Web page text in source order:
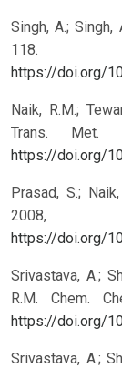
Singh, A.;
https://doi.org/
Naik, R.M.;
Trans. Met.
https://doi.org/
Prasad, S.;
2008,
https://doi.org/
Srivastava, A.;
R.M. Chem.
https://doi.org/
Srivastava, A.;